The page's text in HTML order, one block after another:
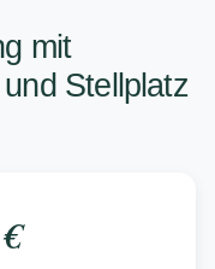
mit
Stellplatz